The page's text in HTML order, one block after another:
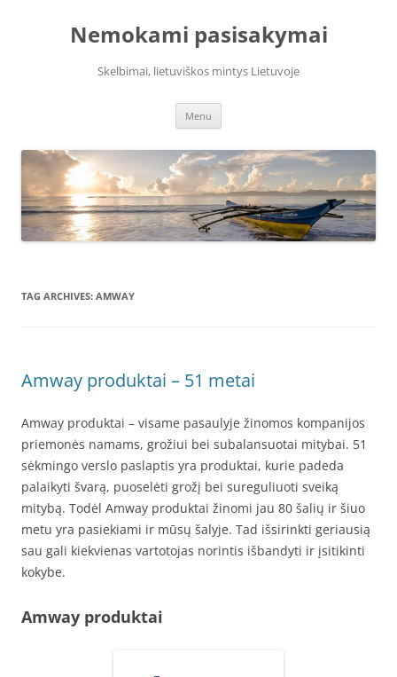
Nemokami pasisakymai
Skelbimai, lietuviškos mintys Lietuvoje
Menu
TAG ARCHIVES: AMWAY
Amway produktai – 51 metai
Amway produktai – visame pasaulyje žinomos kompanijos
priemonės namams, grožiui bei subalansuotai mitybai. 51
sėkmingo verslo paslaptis yra produktai, kurie padeda
palaikyti švarą, puoselėti grožį bei sureguliuoti sveiką
mitybą. Todėl Amway produktai žinomi jau 80 šalių ir šiuo
metu yra pasiekiami ir mūsų šalyje. Tad išsirinkti geriausią
sau gali kiekvienas vartotojas norintis išbandyti ir įsitikinti
kokybe.
Amway produktai